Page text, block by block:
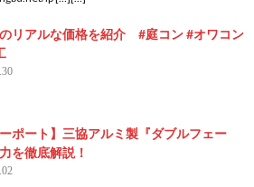
リアルな価格を紹介 #庭コン #オワコン
ーポート】三協アルミ製『ダブルフェー
を徹底解説！